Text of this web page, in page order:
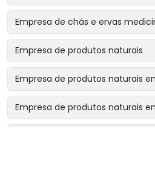
Empresa de chás e ervas
Empresa de produtos naturais
Empresa de produtos naturais
Empresa de produtos naturais